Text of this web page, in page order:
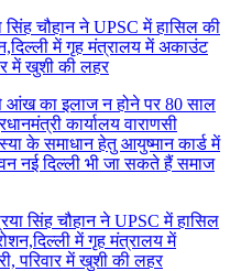
सिंह चौहान ने UPSC में हासिल की
में गृह मंत्रालय में अकाउंट
में खुशी की लहर
आंख का इलाज न होने पर 80 साल
कार्यालय वाराणसी
के समाधान हेतु आयुष्मान कार्ड में
नई दिल्ली भी जा सकते हैं समाज
सिंह चौहान ने UPSC में हासिल
में गृह मंत्रालय में
परिवार में खुशी की लहर